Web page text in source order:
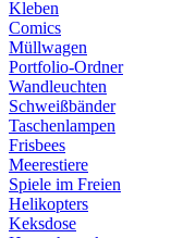
Kleben
Comics
Müllwagen
Portfolio-Ordner
Wandleuchten
Schweißbänder
Taschenlampen
Frisbees
Meerestiere
Spiele im Freien
Helikopters
Keksdose